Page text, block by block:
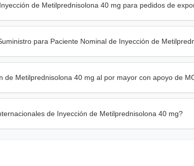
de Metilprednisolona 40 mg para pedidos de
para Paciente Nominal de Inyección de
de Metilprednisolona 40 mg al por mayor con apoyo de
de Inyección de Metilprednisolona 40 mg?